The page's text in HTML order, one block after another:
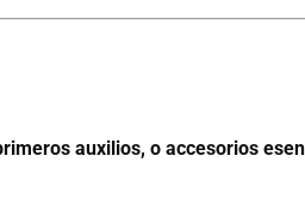
auxilios, o accesorios